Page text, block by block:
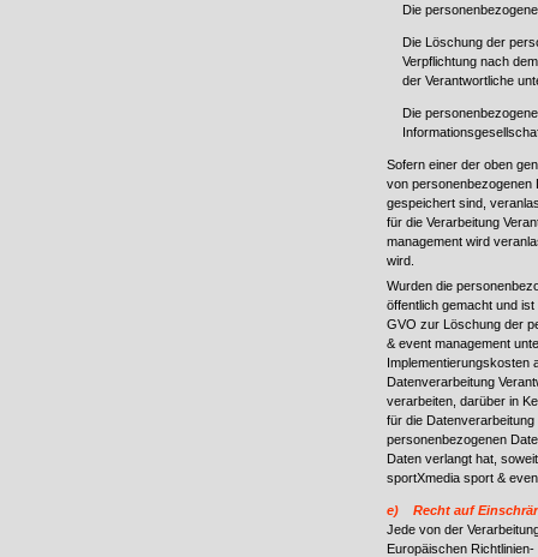
Die
Die Löschung der
Verpflichtung nach
der Verantwortliche
Die
Sofern einer der oben
von personenbezogenen
gespeichert sind,
für die Verarbeitung
management wird
wird.
Wurden die
öffentlich gemacht und
GVO zur Löschung der
& event management
Implementierungskosten
Datenverarbeitung
verarbeiten, darüber in
für die
personenbezogenen
Daten verlangt hat,
sportXmedia sport &
e) Recht auf
Jede von der
Europäischen